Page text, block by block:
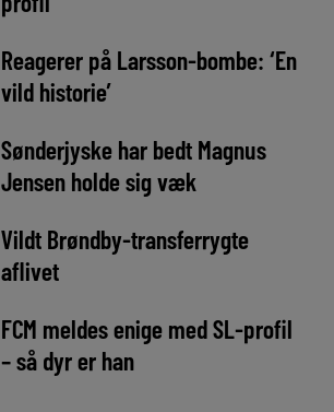
Reagerer på Larsson-bombe: ‘En
vild historie’
Sønderjyske har bedt Magnus
Jensen holde sig væk
Vildt Brøndby-transferrygte
aflivet
FCM meldes enige med SL-profil
– så dyr er han